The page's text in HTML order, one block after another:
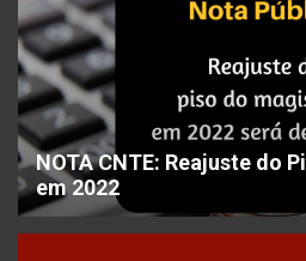
NOTA CNTE: Reajuste do
em 2022